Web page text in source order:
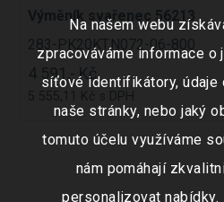
Výměník svařenec 56213
283-PK20KT.N072-06-800
4 591,- Kč
5 555,11 Kč s DPH
Na našem webu
zpracováváme informace o
síťové identifikátory, údaje
naše stránky, nebo jaký
tomuto účelu využíváme
nám pomáhají
personalizovat nabídky.